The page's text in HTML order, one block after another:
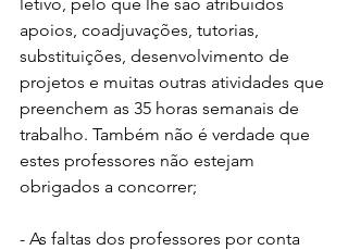
apoios, coadjuvações, tutorias,
substituições, desenvolvimento de
projetos e muitas outras atividades que
preenchem as 35 horas semanais de
trabalho. Também não é verdade que
estes professores não estejam
obrigados a concorrer;
- As faltas dos professores por conta